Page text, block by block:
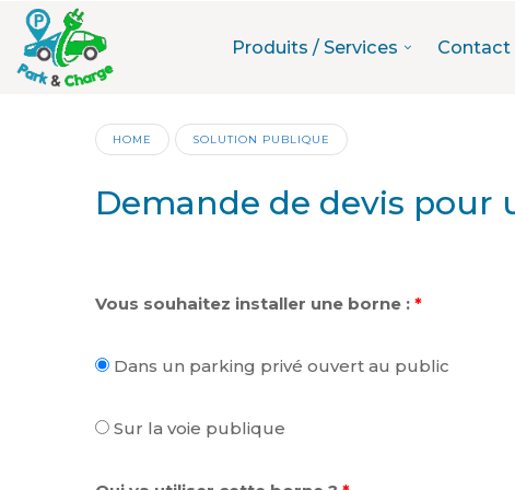
Produits / Services Contact
HOME SOLUTION PUBLIQUE
Demande de devis
Vous souhaitez installer une borne : *
Dans un parking privé ouvert au public
Sur la voie publique